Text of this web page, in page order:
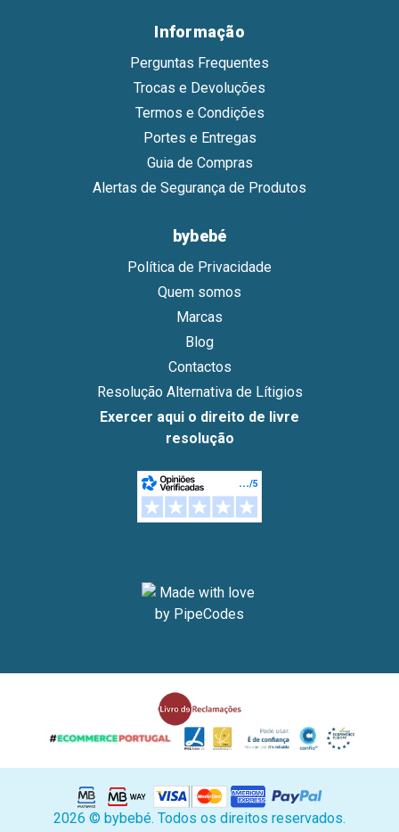
Informação
Perguntas Frequentes
Trocas e Devoluções
Termos e Condições
Portes e Entregas
Guia de Compras
Alertas de Segurança de Produtos
bybebé
Política de Privacidade
Quem somos
Marcas
Blog
Contactos
Resolução Alternativa de Lítigios
Exercer aqui o direito de livre
resolução
2026 © bybebé. Todos os direitos reservados.